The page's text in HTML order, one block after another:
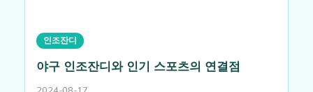
인조잔디
야구 인조잔디와 인기 스포츠의 연결점